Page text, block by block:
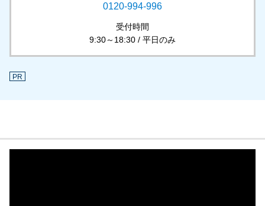
0120-994-996
受付時間
9:30～18:30 / 平日のみ
PR